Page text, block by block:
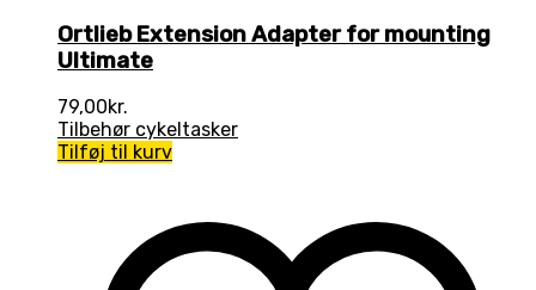
Ortlieb Extension Adapter for mounting
Ultimate
79,00kr.
Tilbehør cykeltasker
Tilføj til kurv